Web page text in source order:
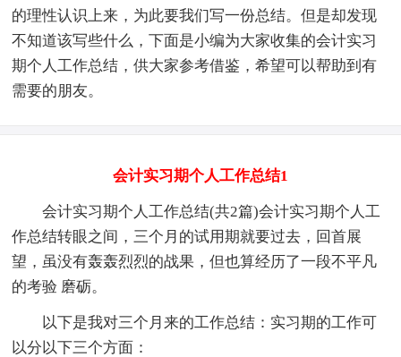
的理性认识上来，为此要我们写一份总结。但是却发现
不知道该写些什么，下面是小编为大家收集的会计实习
期个人工作总结，供大家参考借鉴，希望可以帮助到有
需要的朋友。
会计实习期个人工作总结1
会计实习期个人工作总结(共2篇)会计实习期个人工
作总结转眼之间，三个月的试用期就要过去，回首展
望，虽没有轰轰烈烈的战果，但也算经历了一段不平凡
的考验 磨砺。
以下是我对三个月来的工作总结：实习期的工作可
以分以下三个方面：